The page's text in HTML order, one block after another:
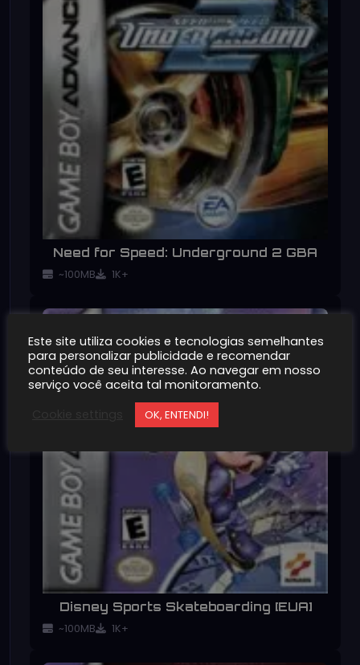
Need for Speed: Underground 2 GBA
~100MB 1K+
Disney Sports Skateboarding [EUA]
~100MB 1K+
Este site utiliza cookies e tecnologias semelhantes
para personalizar publicidade e recomendar
conteúdo de seu interesse. Ao navegar em nosso
serviço você aceita tal monitoramento.
OK, ENTENDI!